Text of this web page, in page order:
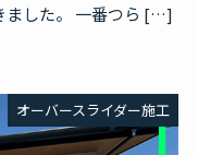
ました。 一番つら […]
オーバースライダー施工